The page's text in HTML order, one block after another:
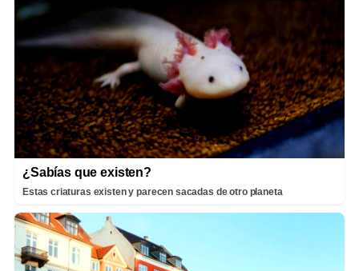
¿Sabías que existen?
Estas criaturas existen y parecen sacadas de otro planeta